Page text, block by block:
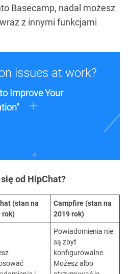
Basecamp, nadal możesz
z innymi funkcjami
issues at work?
Improve Your
od HipChat?
(stan na
rok)
Campfire (stan na
2019 rok)
Powiadomienia nie
są zbyt
konfigurowalne.
Możesz albo